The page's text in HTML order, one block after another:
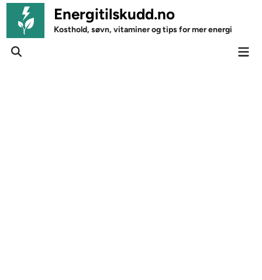
Skip
content
Energitilskudd.no
Kosthold, søvn, vitaminer og tips for mer energi
Open